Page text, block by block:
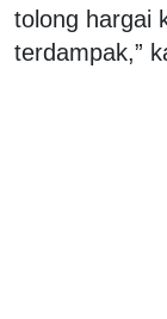
tolong hargai
terdampak,”